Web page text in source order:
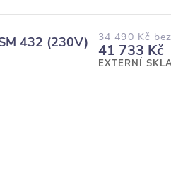
432 (230V) 34 490 Kč
41 733 Kč
EXTERNÍ